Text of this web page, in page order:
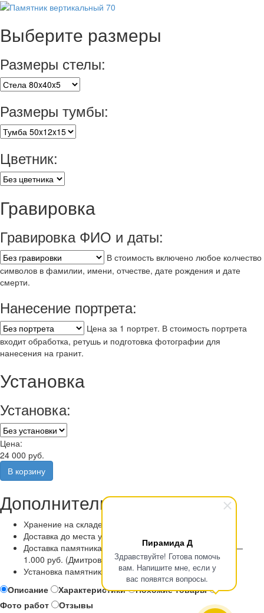
Пирамида Д
Здравствуйте! Готова помочь
вам. Напишите мне, если у
вас появятся вопросы.
Выберите размеры
Размеры стелы:
Размеры тумбы:
Цветник:
Гравировка
Гравировка ФИО и даты:
В стоимость включено любое колчество
символов в фамилии, имени, отчестве, дате рождения и дате
смерти.
Нанесение портрета:
Цена за 1 портрет. В стоимость портрета
входит обработка, ретушь и подготовка фотографии для
нанесения на гранит.
Установка
Установка:
Цена:
24 000 руб.
Дополнительные услуги
Хранение на складе
Доставка до места установки
Доставка памятника по Москве и Московской области —
1.000 руб. (Дмитровский район бесплатно)
Установка памятника
Описание
Характеристики
Похожие товары
Фото работ
Отзывы